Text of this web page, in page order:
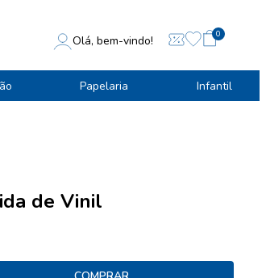
Olá, bem-vindo! 0
Papelaria Infantil
de Vinil